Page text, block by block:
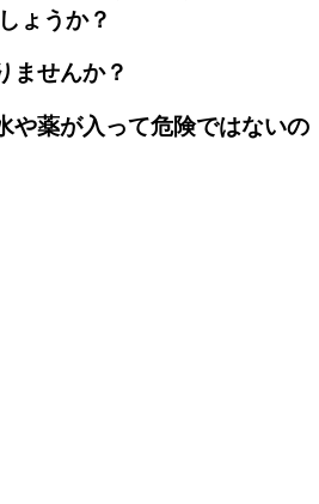
ょうか？
ませんか？
や薬が入って危険ではないの